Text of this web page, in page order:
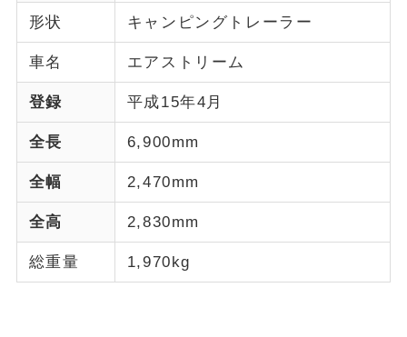
形状 キャンピングトレーラー
車名 エアストリーム
登録 平成15年4月
全長 6,900mm
全幅 2,470mm
全高 2,830mm
総重量 1,970kg